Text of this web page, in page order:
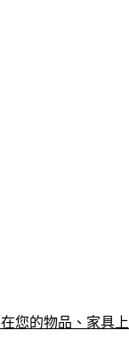
您的物品、家具上